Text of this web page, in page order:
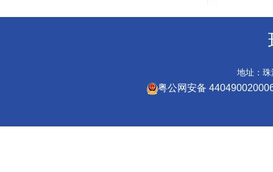
地址：
粤公网安备